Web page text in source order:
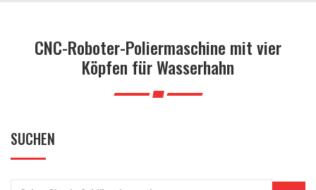
CNC-Roboter-Poliermaschine mit vier
Köpfen für Wasserhahn
SUCHEN